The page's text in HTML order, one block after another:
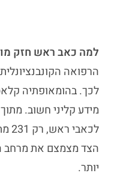
למה כאב ראש חזק
הרפואה
לכך. בהומאופתיה
הצד מצמצם את מרחב
יותר.